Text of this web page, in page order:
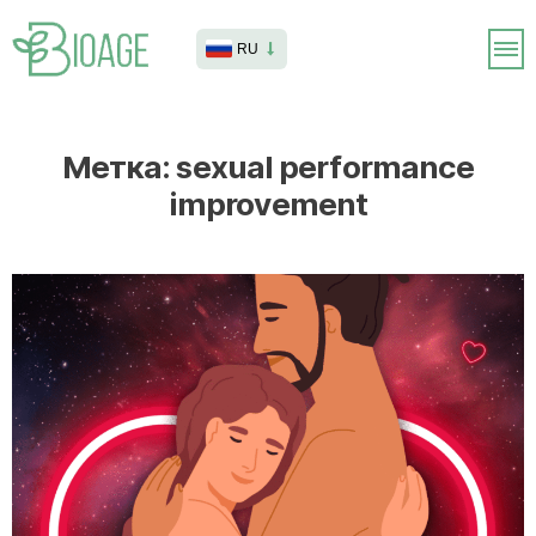
RU
Метка:sexual performance
improvement